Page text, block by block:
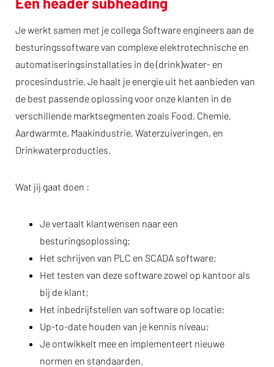
Je werkt samen met je collega Software engineers aan de
besturingssoftware van complexe elektrotechnische en
automatiseringsinstallaties in de (drink)water- en
procesindustrie. Je haalt je energie uit het aanbieden van
de best passende oplossing voor onze klanten in de
verschillende marktsegmenten zoals Food, Chemie,
Aardwarmte, Maakindustrie, Waterzuiveringen, en
Drinkwaterproducties.
Wat jij gaat doen :
Je vertaalt klantwensen naar een
besturingsoplossing;
Het schrijven van PLC en SCADA software;
Het testen van deze software zowel op kantoor als
bij de klant;
Het inbedrijfstellen van software op locatie;
Up-to-date houden van je kennis niveau;
Je ontwikkelt mee en implementeert nieuwe
normen en standaarden.